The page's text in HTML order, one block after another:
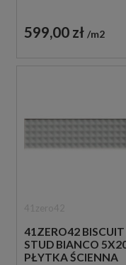
599,00 zł m2
41ZERO42 BISCUIT
STUD BIANCO
PŁYTKA ŚCIENNA